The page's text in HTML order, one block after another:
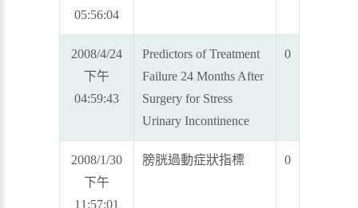
05:56:04
2008/4/24
下午
04:59:43
Predictors of Treatment
Failure 24 Months After
Surgery for Stress
Urinary Incontinence
0
2008/1/30
下午
11:57:01
膀胱過動症狀指標 0